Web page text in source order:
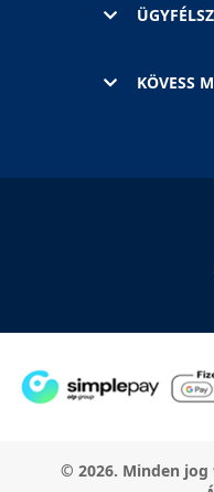
KÖVESS
© 2026. Minden